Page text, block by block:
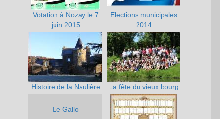
Votation à Nozay le 7
juin 2015
Elections municipales
2014
Histoire de la Naulière La fête du vieux bourg
Le Gallo